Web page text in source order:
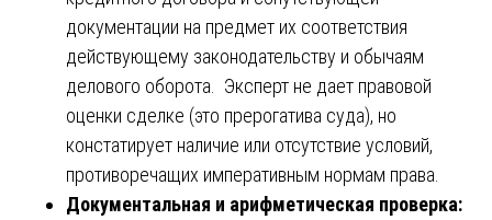
документации на предмет их соответствия
действующему законодательству и обычаям
делового оборота. Эксперт не дает правовой
оценки сделке (это прерогатива суда), но
констатирует наличие или отсутствие условий,
противоречащих императивным нормам права.
Документальная и арифметическая проверка: